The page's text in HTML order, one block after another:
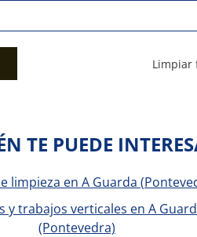
Limpiar
TE PUEDE
limpieza en A Guarda
y trabajos verticales en A
(Pontevedra)